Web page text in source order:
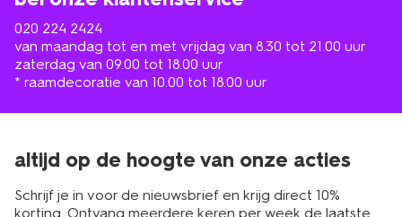
020 224 2424
van maandag tot en met vrijdag van 8.30 tot 21.00 uur
zaterdag van 09.00 tot 18.00 uur
* raamdecoratie van 10.00 tot 18.00 uur
altijd op de hoogte van onze acties
Schrijf je in voor de nieuwsbrief en krijg direct 10%
korting. Ontvang meerdere keren per week de laatste